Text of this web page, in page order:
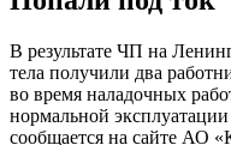
В результате ЧП на
тела получили два
во время наладочных
нормальной
сообщается на сайте АО